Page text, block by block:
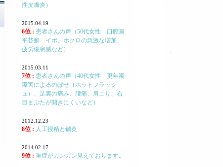
性皮膚炎）
2015.04.19
6位 : 患者さんの声（50代女性 口腔扁
平苔癬 イボ、ホクロの急激な増加、
疲労倦怠感など）
2015.03.11
7位 : 患者さんの声（40代女性 更年期
障害によるのぼせ（ホットフラッシ
ュ）、足裏の痛み、腰痛、肩こり、右
目まぶたが開きにくいなど）
2012.12.23
8位 : 人工授精と鍼灸
2014.02.17
9位 : 重症がガンガン見えております。